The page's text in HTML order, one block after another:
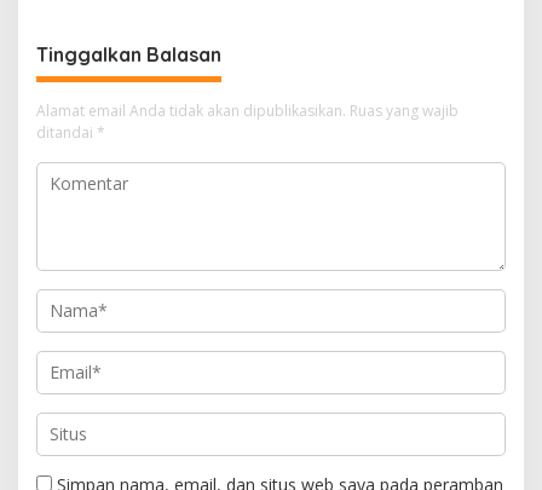
Tinggalkan Balasan
Alamat email Anda tidak akan dipublikasikan. Ruas yang wajib
ditandai *
Simpan nama, email, dan situs web saya pada peramban